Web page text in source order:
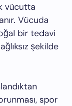
vücutta
Vücuda
bir tedavi
şekilde
spor